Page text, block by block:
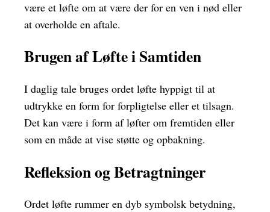
være et løfte om at være der for en ven i nød eller
at overholde en aftale.
Brugen af Løfte i Samtiden
I daglig tale bruges ordet løfte hyppigt til at
udtrykke en form for forpligtelse eller et tilsagn.
Det kan være i form af løfter om fremtiden eller
som en måde at vise støtte og opbakning.
Refleksion og Betragtninger
Ordet løfte rummer en dyb symbolsk betydning,